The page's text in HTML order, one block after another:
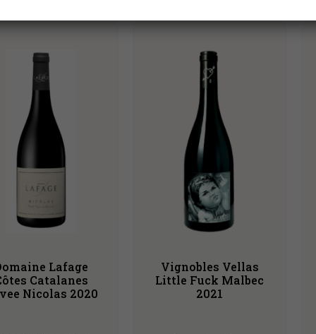
Lafage
Catalanes
Nicolas 2020
Vignobles Vellas
Little Fuck Malbec
2021